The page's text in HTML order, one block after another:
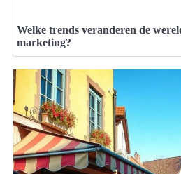
Welke trends veranderen de
marketing?